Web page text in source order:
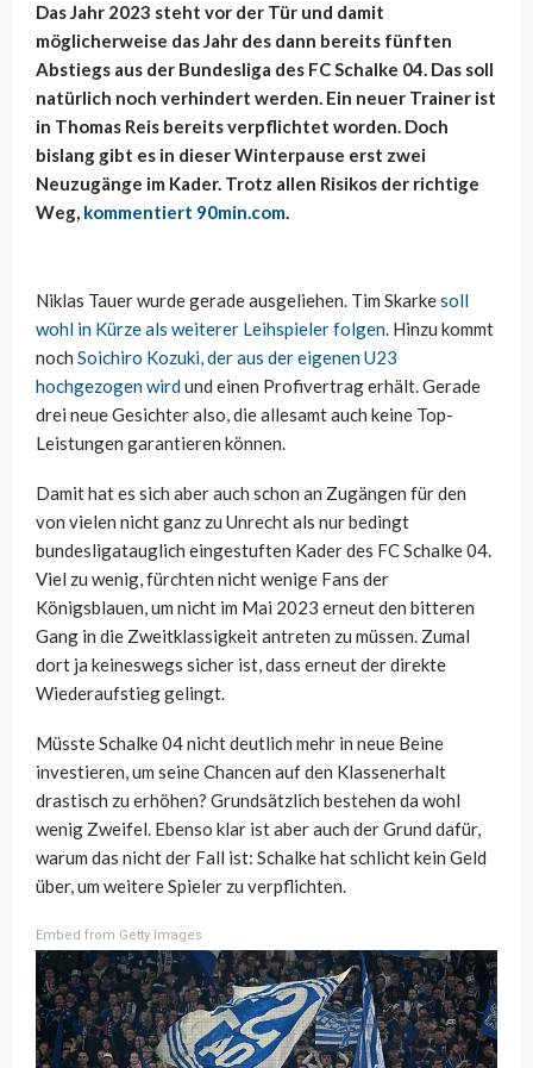
Das Jahr 2023 steht vor der Tür und damit
möglicherweise das Jahr des dann bereits fünften
Abstiegs aus der Bundesliga des FC Schalke 04. Das soll
natürlich noch verhindert werden. Ein neuer Trainer ist
in Thomas Reis bereits verpflichtet worden. Doch
bislang gibt es in dieser Winterpause erst zwei
Neuzugänge im Kader. Trotz allen Risikos der richtige
Weg, kommentiert 90min.com.
Niklas Tauer wurde gerade ausgeliehen. Tim Skarkesoll
wohl in Kürze als weiterer Leihspieler folgen. Hinzu kommt
noch Soichiro Kozuki, der aus der eigenen U23
hochgezogen wirdund einen Profivertrag erhält. Gerade
drei neue Gesichter also, die allesamt auch keine Top-
Leistungen garantieren können.
Damit hat es sich aber auch schon an Zugängen für den
von vielen nicht ganz zu Unrecht als nur bedingt
bundesligatauglich eingestuften Kader des FC Schalke 04.
Viel zu wenig, fürchten nicht wenige Fans der
Königsblauen, um nicht im Mai 2023 erneut den bitteren
Gang in die Zweitklassigkeit antreten zu müssen. Zumal
dort ja keineswegs sicher ist, dass erneut der direkte
Wiederaufstieg gelingt.
Müsste Schalke 04 nicht deutlich mehr in neue Beine
investieren, um seine Chancen auf den Klassenerhalt
drastisch zu erhöhen? Grundsätzlich bestehen da wohl
wenig Zweifel. Ebenso klar ist aber auch der Grund dafür,
warum das nicht der Fall ist: Schalke hat schlicht kein Geld
über, um weitere Spieler zu verpflichten.
Embed from Getty Images